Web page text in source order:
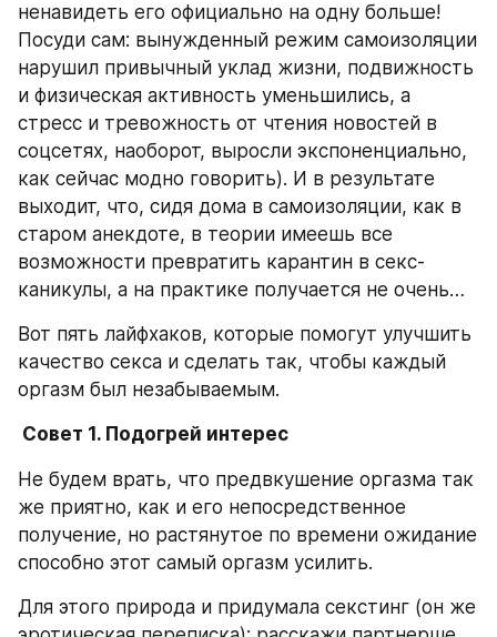
ненавидеть его официально на одну больше!
Посуди сам: вынужденный режим самоизоляции
нарушил привычный уклад жизни, подвижность
и физическая активность уменьшились, а
стресс и тревожность от чтения новостей в
соцсетях, наоборот, выросли экспоненциально,
как сейчас модно говорить). И в результате
выходит, что, сидя дома в самоизоляции, как в
старом анекдоте, в теории имеешь все
возможности превратить карантин в секс-
каникулы, а на практике получается не очень…
Вот пять лайфхаков, которые помогут улучшить
качество секса и сделать так, чтобы каждый
оргазм был незабываемым.
Совет 1. Подогрей интерес
Не будем врать, что предвкушение оргазма так
же приятно, как и его непосредственное
получение, но растянутое по времени ожидание
способно этот самый оргазм усилить.
Для этого природа и придумала секстинг (он же